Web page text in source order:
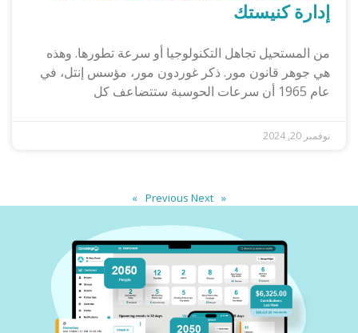
إدارة كنيستك
من المستحيل تجاهل التكنولوجيا أو سرعة تطورها. وهذه
هي جوهر قانون مور. ذكر غوردون مور، مؤسس إنتل، في
عام 1965 أن سرعات الحوسبة ستتضاعف كل
نوفمبر 20, 2024
« Previous
Next »